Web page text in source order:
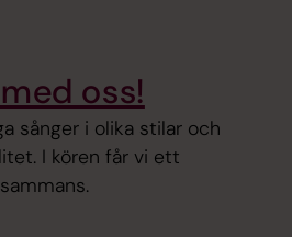
oss!
sånger i olika stilar och
I kören får vi ett